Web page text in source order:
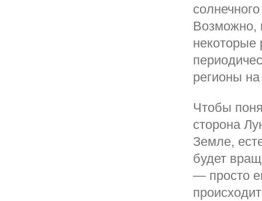
Возможно,
некоторые
регионы
Чтобы
сторона
Земле,
будет
— просто